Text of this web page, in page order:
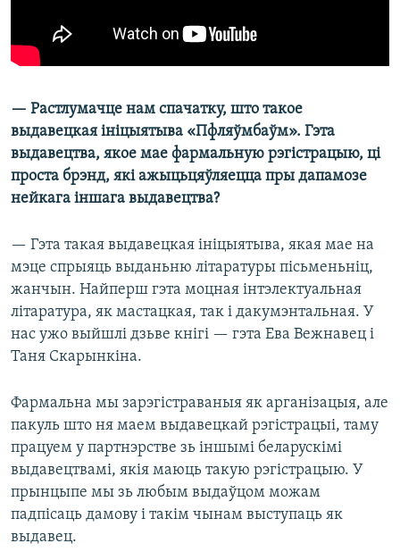
— Растлумачце нам спачатку, што такое
выдавецкая ініцыятыва «Пфляўмбаўм». Гэта
выдавецтва, якое мае фармальную рэгістрацыю, ці
проста брэнд, які ажыцьцяўляецца пры дапамозе
нейкага іншага выдавецтва?
— Гэта такая выдавецкая ініцыятыва, якая мае на
мэце спрыяць выданьню літаратуры пісьменьніц,
жанчын. Найперш гэта моцная інтэлектуальная
літаратура, як мастацкая, так і дакумэнтальная. У
нас ужо выйшлі дзьве кнігі — гэта Ева Вежнавец і
Таня Скарынкіна.
Фармальна мы зарэгістраваныя як арганізацыя, але
пакуль што ня маем выдавецкай рэгістрацыі, таму
працуем у партнэрстве зь іншымі беларускімі
выдавецтвамі, якія маюць такую рэгістрацыю. У
прынцыпе мы зь любым выдаўцом можам
падпісаць дамову і такім чынам выступаць як
выдавец.